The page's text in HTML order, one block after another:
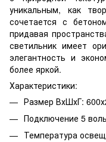
уникальным, как
сочетается с
придавая
светильник имеет
элегантность и
более яркой.
Характеристики:
Размер ВхШхГ:
Подключение 5
Температура